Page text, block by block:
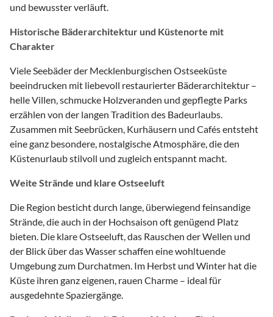
und bewusster verläuft.
Historische Bäderarchitektur und Küstenorte mit
Charakter
Viele Seebäder der Mecklenburgischen Ostseeküste
beeindrucken mit liebevoll restaurierter Bäderarchitektur –
helle Villen, schmucke Holzveranden und gepflegte Parks
erzählen von der langen Tradition des Badeurlaubs.
Zusammen mit Seebrücken, Kurhäusern und Cafés entsteht
eine ganz besondere, nostalgische Atmosphäre, die den
Küstenurlaub stilvoll und zugleich entspannt macht.
Weite Strände und klare Ostseeluft
Die Region besticht durch lange, überwiegend feinsandige
Strände, die auch in der Hochsaison oft genügend Platz
bieten. Die klare Ostseeluft, das Rauschen der Wellen und
der Blick über das Wasser schaffen eine wohltuende
Umgebung zum Durchatmen. Im Herbst und Winter hat die
Küste ihren ganz eigenen, rauen Charme – ideal für
ausgedehnte Spaziergänge.